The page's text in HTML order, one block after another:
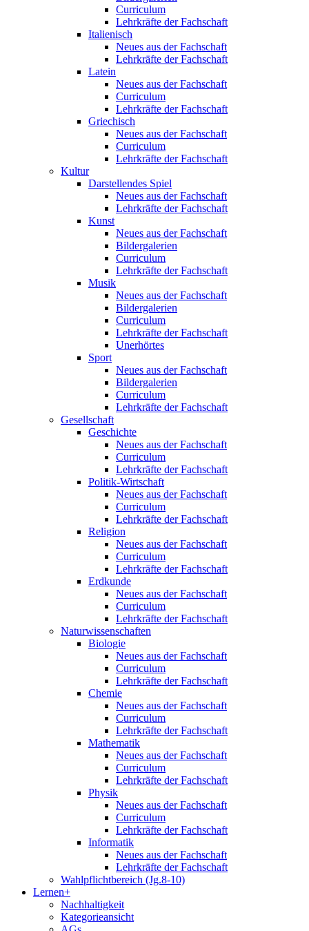
Curriculum
Lehrkräfte der Fachschaft
Italienisch
Neues aus der Fachschaft
Lehrkräfte der Fachschaft
Latein
Neues aus der Fachschaft
Curriculum
Lehrkräfte der Fachschaft
Griechisch
Neues aus der Fachschaft
Curriculum
Lehrkräfte der Fachschaft
Kultur
Darstellendes Spiel
Neues aus der Fachschaft
Lehrkräfte der Fachschaft
Kunst
Neues aus der Fachschaft
Bildergalerien
Curriculum
Lehrkräfte der Fachschaft
Musik
Neues aus der Fachschaft
Bildergalerien
Curriculum
Lehrkräfte der Fachschaft
Unerhörtes
Sport
Neues aus der Fachschaft
Bildergalerien
Curriculum
Lehrkräfte der Fachschaft
Gesellschaft
Geschichte
Neues aus der Fachschaft
Curriculum
Lehrkräfte der Fachschaft
Politik-Wirtschaft
Neues aus der Fachschaft
Curriculum
Lehrkräfte der Fachschaft
Religion
Neues aus der Fachschaft
Curriculum
Lehrkräfte der Fachschaft
Erdkunde
Neues aus der Fachschaft
Curriculum
Lehrkräfte der Fachschaft
Naturwissenschaften
Biologie
Neues aus der Fachschaft
Curriculum
Lehrkräfte der Fachschaft
Chemie
Neues aus der Fachschaft
Curriculum
Lehrkräfte der Fachschaft
Mathematik
Neues aus der Fachschaft
Curriculum
Lehrkräfte der Fachschaft
Physik
Neues aus der Fachschaft
Curriculum
Lehrkräfte der Fachschaft
Informatik
Neues aus der Fachschaft
Lehrkräfte der Fachschaft
Wahlpflichtbereich (Jg.8-10)
Lernen+
Nachhaltigkeit
Kategorieansicht